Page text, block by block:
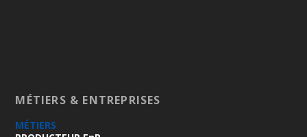
MÉTIERS & ENTREPRISES
MÉTIERS